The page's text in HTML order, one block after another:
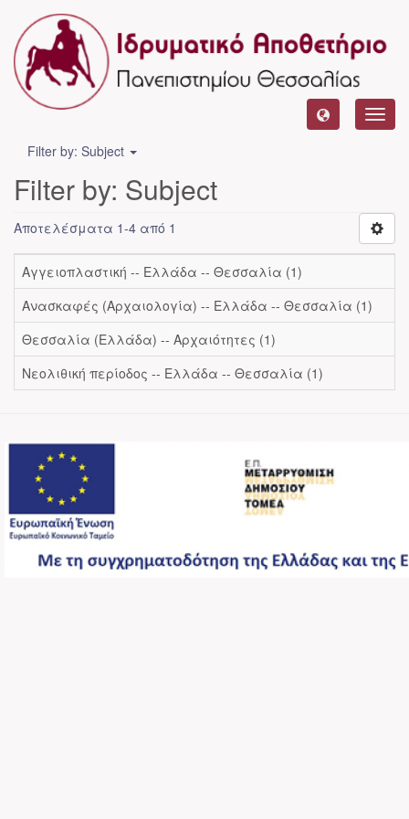
Filter by: Subject
Filter by: Subject
Αποτελέσματα 1-4 από 1
Αγγειοπλαστική -- Ελλάδα -- Θεσσαλία (1)
Ανασκαφές (Αρχαιολογία) -- Ελλάδα -- Θεσσαλία (1)
Θεσσαλία (Ελλάδα) -- Αρχαιότητες (1)
Νεολιθική περίοδος -- Ελλάδα -- Θεσσαλία (1)